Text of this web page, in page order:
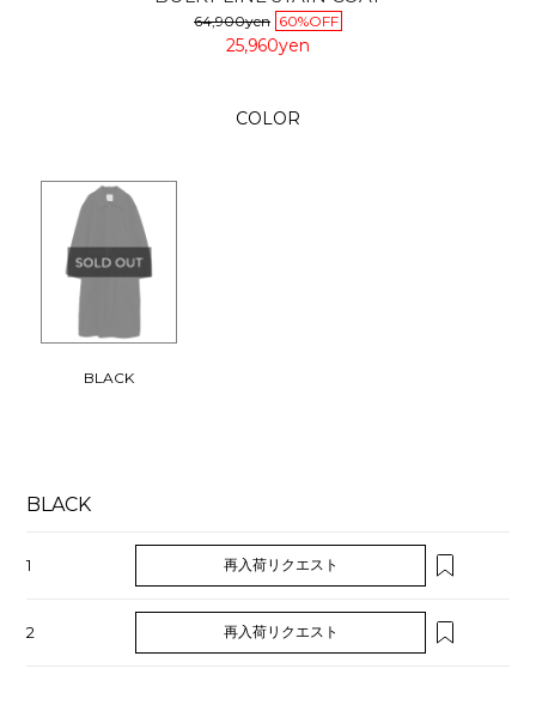
64,900yen 60%OFF
25,960yen
COLOR
BLACK
BLACK
1 再入荷リクエスト
2 再入荷リクエスト